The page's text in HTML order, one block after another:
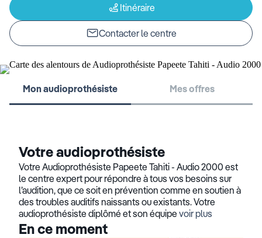
Itinéraire
Contacter le centre
Mon audioprothésiste Mes offres
Votre audioprothésiste
Votre Audioprothésiste Papeete Tahiti - Audio 2000 est
le centre expert pour répondre à tous vos besoins sur
l’audition, que ce soit en prévention comme en soutien à
des troubles auditifs naissants ou existants. Votre
audioprothésiste diplômé et son équipe voir plus
En ce moment